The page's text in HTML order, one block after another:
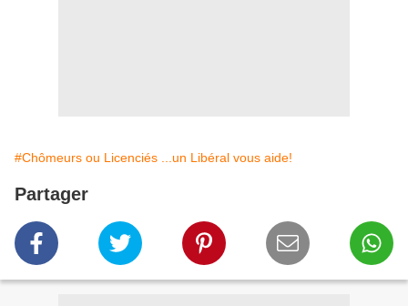
#Chômeurs ou Licenciés ...un Libéral vous aide!
Partager